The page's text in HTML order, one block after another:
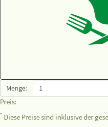
Menge:
Preis:
* Diese Preise sind inklusive der